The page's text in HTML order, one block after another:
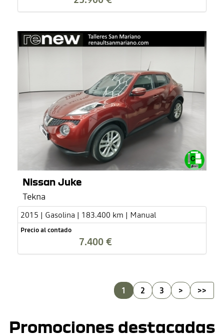
Nissan Juke
Tekna
2015 | Gasolina | 183.400 km | Manual
Precio al contado
7.400 €
1 2 3 > >>
Promociones destacadas